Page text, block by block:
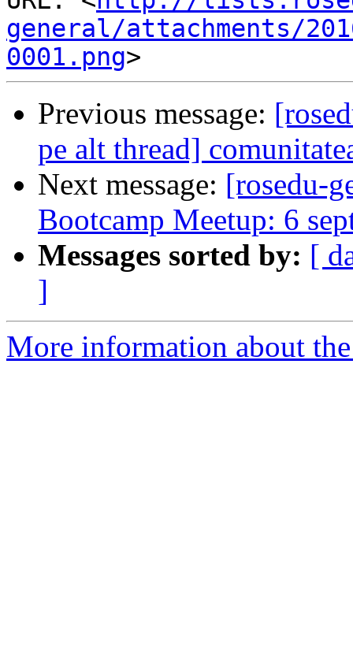
general/attachments/
0001.png
Previous message:
pe alt thread]
Next message: [rosedu-
Bootcamp Meetup: 6
Messages sorted by: [
]
More information about